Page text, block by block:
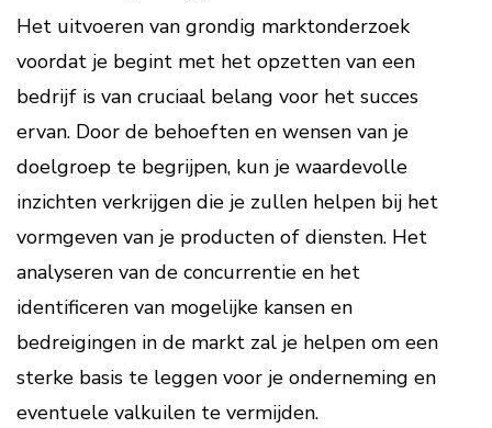
Het uitvoeren van grondig marktonderzoek
voordat je begint met het opzetten van een
bedrijf is van cruciaal belang voor het succes
ervan. Door de behoeften en wensen van je
doelgroep te begrijpen, kun je waardevolle
inzichten verkrijgen die je zullen helpen bij het
vormgeven van je producten of diensten. Het
analyseren van de concurrentie en het
identificeren van mogelijke kansen en
bedreigingen in de markt zal je helpen om een
sterke basis te leggen voor je onderneming en
eventuele valkuilen te vermijden.